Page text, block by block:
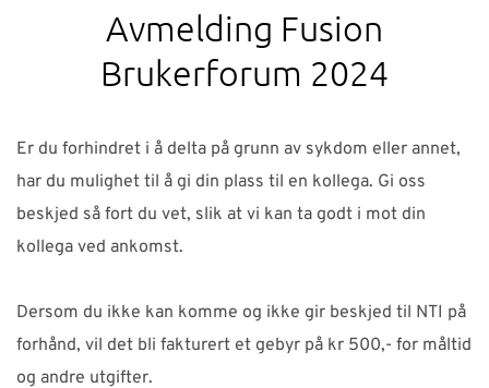
PRODUKTER
ACADEMY
EVENTS
INNSIKT
WEBSHOP
Avmelding Fusion
Brukerforum 2024
Er du forhindret i å delta på grunn av sykdom eller annet,
har du mulighet til å gi din plass til en kollega. Gi oss
beskjed så fort du vet, slik at vi kan ta godt i mot din
kollega ved ankomst.
Dersom du ikke kan komme og ikke gir beskjed til NTI på
forhånd, vil det bli fakturert et gebyr på kr 500,- for måltid
og andre utgifter.